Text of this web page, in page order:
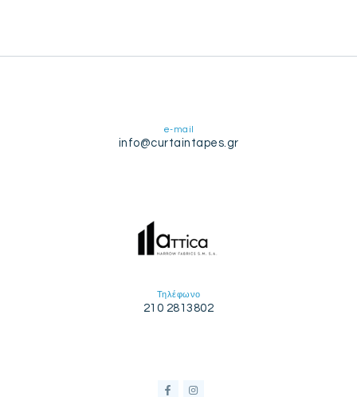
e-mail
info@curtaintapes.gr
Τηλέφωνο
210 2813802